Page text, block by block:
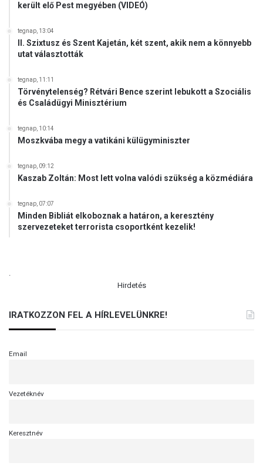
került elő Pest megyében (VIDEÓ)
tegnap, 13:04
II. Szixtusz és Szent Kajetán, két szent, akik nem a könnyebb
utat választották
tegnap, 11:11
Törvénytelenség? Rétvári Bence szerint lebukott a Szociális
és Családügyi Minisztérium
tegnap, 10:14
Moszkvába megy a vatikáni külügyminiszter
tegnap, 09:12
Kaszab Zoltán: Most lett volna valódi szükség a közmédiára
tegnap, 07:07
Minden Bibliát elkoboznak a határon, a keresztény
szervezeteket terrorista csoportként kezelik!
.
Hirdetés
IRATKOZZON FEL A HÍRLEVELÜNKRE!
Email
Vezetéknév
Keresztnév